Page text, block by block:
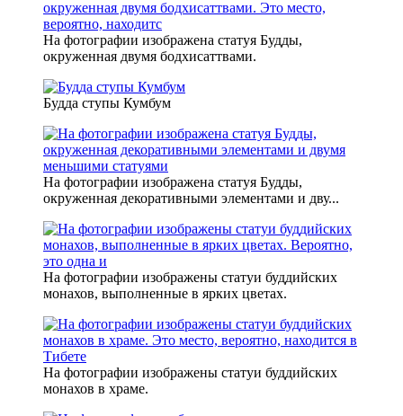
На фотографии изображена статуя Будды,
окруженная двумя бодхисаттвами.
Будда ступы Кумбум
На фотографии изображена статуя Будды,
окруженная декоративными элементами и дву...
На фотографии изображены статуи буддийских
монахов, выполненные в ярких цветах.
На фотографии изображены статуи буддийских
монахов в храме.